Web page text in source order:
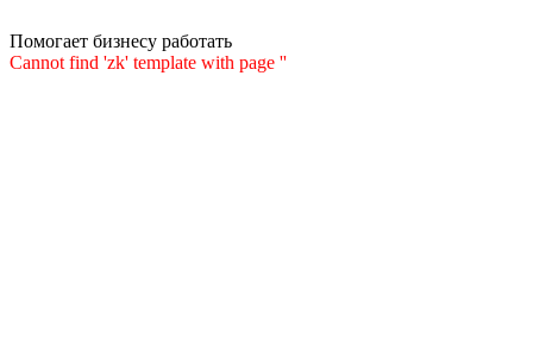
Помогает бизнесу работать
Cannot find 'zk' template with page ''